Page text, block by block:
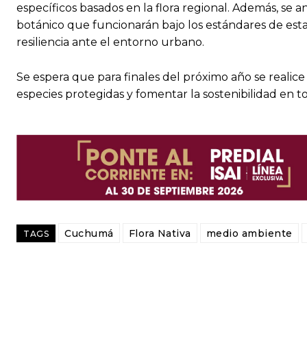
específicos basados en la flora regional. Además,
botánico que funcionarán bajo los estándares de
resiliencia ante el entorno urbano.
Se espera que para finales del próximo año se
especies protegidas y fomentar la sostenibilidad en
TAGS Cuchumá Flora Nativa medio ambiente